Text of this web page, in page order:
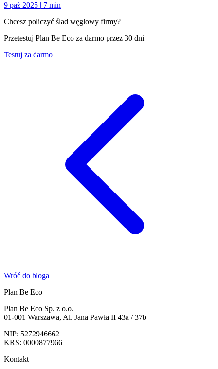
9 paź 2025 | 7 min
Chcesz policzyć ślad węglowy firmy?
Przetestuj Plan Be Eco za darmo przez 30 dni.
Testuj za darmo
Wróć do bloga
Plan Be Eco
Plan Be Eco Sp. z o.o.
01-001 Warszawa, Al. Jana Pawła II 43a / 37b
NIP: 5272946662
KRS: 0000877966
Kontakt